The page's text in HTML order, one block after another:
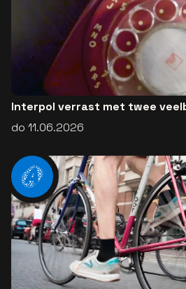
Interpol verrast met twee
do 11.06.2026